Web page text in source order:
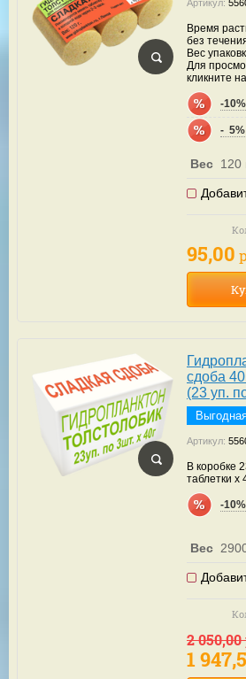
Артикул:
Время
без
Вес
Для
кликните
-
-
Вес 120
95,00
сдоба
(23 уп.
Артикул:
В коробке
таблетки х
-
Вес
2 050,00
1